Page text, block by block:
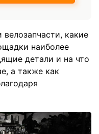
какие
наиболее
детали и на что
а также как